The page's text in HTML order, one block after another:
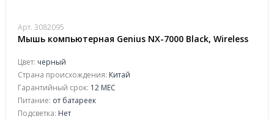
Арт. 3082095
Мышь компьютерная Genius NX-7000 Black, Wireless
Цвет: черный
Страна происхождения: Китай
Гарантийный срок: 12 МЕС
Питание: от батареек
Подсветка: Нет